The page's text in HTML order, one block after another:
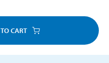
CART